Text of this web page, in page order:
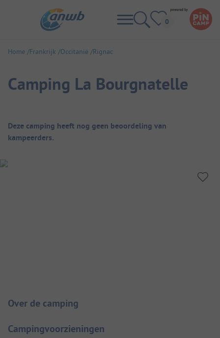
Home Frankrijk Occitanië Rignac
Camping La Bourgnatelle
Camping overzicht
Deze camping heeft nog geen beoordeling van
kampeerders.
Over de camping
Campingvoorzieningen